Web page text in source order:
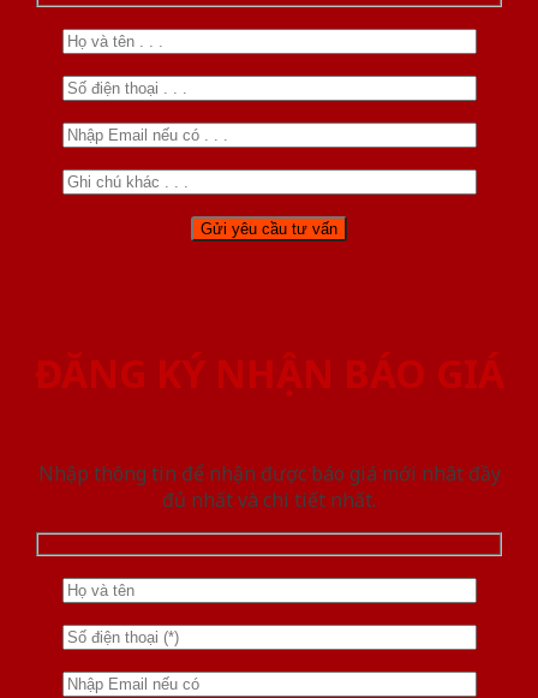
ĐĂNG KÝ NHẬN BÁO GIÁ
Nhập thông tin để nhận được báo giá mới nhât đầy
đủ nhất và chi tiết nhất.